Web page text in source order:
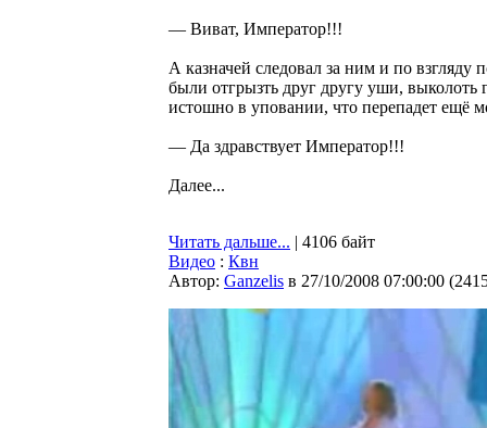
— Виват, Император!!!
А казначей следовал за ним и по
были отгрызть друг другу уши, выколоть
истошно в уповании, что перепадет ещё
— Да здравствует Император!!!
Далее...
Читать дальше... | 4106 байт
Видео : Квн
Автор: Ganzelis в 27/10/2008 07:00:00 (